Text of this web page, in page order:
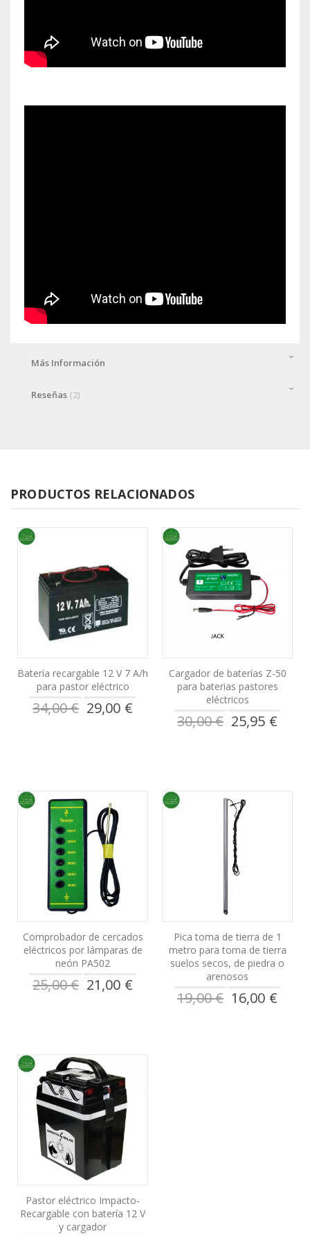
Más Información
Reseñas 2
PRODUCTOS RELACIONADOS
Batería recargable 12 V 7 A/h
para pastor eléctrico
34,00 €
Precio
especial
29,00 €
Cargador de baterías Z-50
para baterias pastores
eléctricos
30,00 €
Precio
especial
25,95 €
Comprobador de cercados
eléctricos por lámparas de
neón PA502
25,00 €
Precio
especial
21,00 €
Pica toma de tierra de 1
metro para toma de tierra
suelos secos, de piedra o
arenosos
19,00 €
Precio
especial
16,00 €
Pastor eléctrico Impacto-
Recargable con batería 12 V
y cargador